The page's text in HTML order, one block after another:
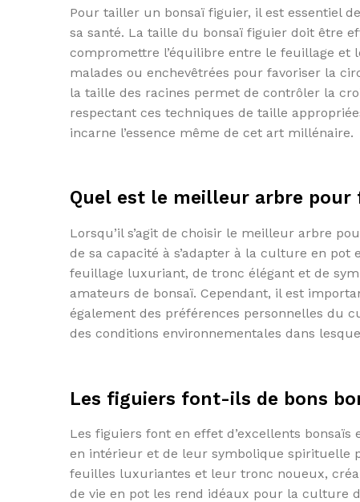
Pour tailler un bonsaï figuier, il est essentiel
sa santé. La taille du bonsaï figuier doit être
compromettre l’équilibre entre le feuillage et
malades ou enchevêtrées pour favoriser la
la taille des racines permet de contrôler la
respectant ces techniques de taille
incarne l’essence même de cet art millénaire.
Quel est le meilleur arbre pour
Lorsqu’il s’agit de choisir le meilleur arbre
de sa capacité à s’adapter à la culture en
feuillage luxuriant, de tronc élégant et de
amateurs de bonsaï. Cependant, il est
également des préférences personnelles du
des conditions environnementales dans
Les figuiers font-ils de bons
Les figuiers font en effet d’excellents
en intérieur et de leur symbolique spirituelle
feuilles luxuriantes et leur tronc noueux,
de vie en pot les rend idéaux pour la culture